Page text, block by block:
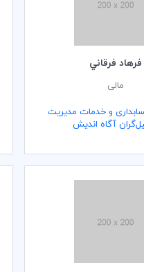
فرهاد فرقاني
مالی
و خدمات مدیریت
آگاه اندیش